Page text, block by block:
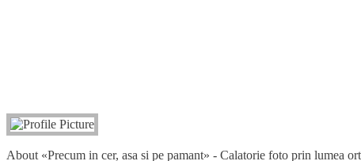
About «Precum in cer, asa si pe pamant» - Calatorie foto prin